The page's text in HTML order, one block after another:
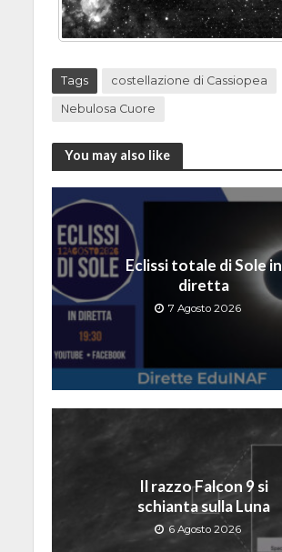
Tags costellazione di Cassiopea
Nebulosa Cuore
You may also like
Eclissi totale di Sole in
diretta
7 Agosto 2026
Il razzo Falcon 9 si
schianta sulla Luna
6 Agosto 2026